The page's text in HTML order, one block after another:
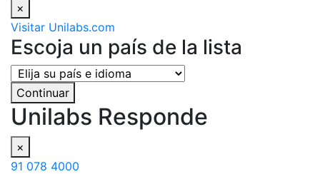
×
Visitar Unilabs.com
Escoja un país de la lista
Continuar
Unilabs Responde
×
91 078 4000